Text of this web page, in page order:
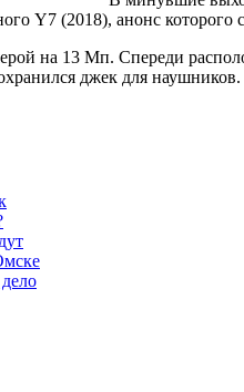
Y7 (2018), анонс которого
на 13 Мп. Спереди
джек для